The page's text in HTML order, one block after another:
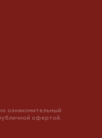
ознакомительный
офертой.